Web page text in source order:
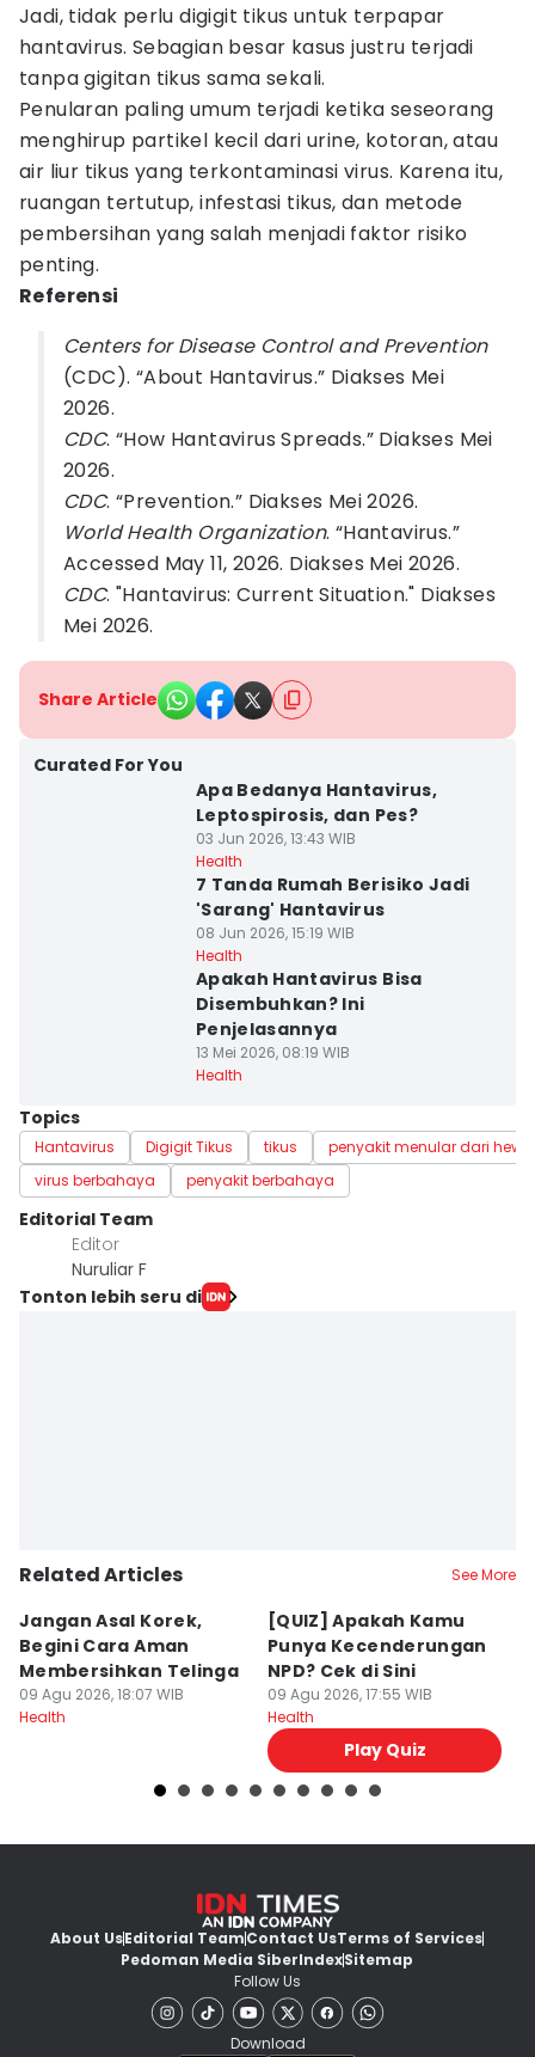
Jadi, tidak perlu digigit tikus untuk terpapar
hantavirus. Sebagian besar kasus justru terjadi
tanpa gigitan tikus sama sekali.
Penularan paling umum terjadi ketika seseorang
menghirup partikel kecil dari urine, kotoran, atau
air liur tikus yang terkontaminasi virus. Karena itu,
ruangan tertutup, infestasi tikus, dan metode
pembersihan yang salah menjadi faktor risiko
penting.
Referensi
Centers for Disease Control and Prevention
(CDC). “About Hantavirus.” Diakses Mei
2026.
CDC. “How Hantavirus Spreads.” Diakses Mei
2026.
CDC. “Prevention.” Diakses Mei 2026.
World Health Organization. “Hantavirus.”
Accessed May 11, 2026. Diakses Mei 2026.
CDC. "Hantavirus: Current Situation." Diakses
Mei 2026.
Share Article
Curated For You
Apa Bedanya Hantavirus,
Leptospirosis, dan Pes?
03 Jun 2026, 13:43 WIB
Health
7 Tanda Rumah Berisiko Jadi
'Sarang' Hantavirus
08 Jun 2026, 15:19 WIB
Health
Apakah Hantavirus Bisa
Disembuhkan? Ini
Penjelasannya
13 Mei 2026, 08:19 WIB
Health
Topics
Hantavirus Digigit Tikus tikus
penyakit menular dari
virus berbahaya
penyakit berbahaya
Editorial Team
Editor
Nuruliar F
Tonton lebih seru di
Related Articles See More
Jangan Asal Korek,
Begini Cara Aman
Membersihkan Telinga
09 Agu 2026, 18:07 WIB
Health
[QUIZ] Apakah Kamu
Punya Kecenderungan
NPD? Cek di Sini
09 Agu 2026, 17:55 WIB
Health
Play Quiz
About UsEditorial TeamContact UsTerms of Services
Pedoman Media SiberIndexSitemap
Follow Us
Download